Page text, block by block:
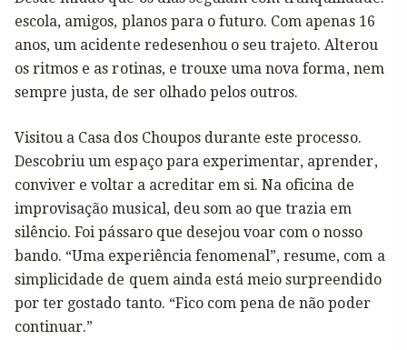
escola, amigos, planos para o futuro. Com apenas 16
anos, um acidente redesenhou o seu trajeto. Alterou
os ritmos e as rotinas, e trouxe uma nova forma, nem
sempre justa, de ser olhado pelos outros.
Visitou a Casa dos Choupos durante este processo.
Descobriu um espaço para experimentar, aprender,
conviver e voltar a acreditar em si. Na oficina de
improvisação musical, deu som ao que trazia em
silêncio. Foi pássaro que desejou voar com o nosso
bando. “Uma experiência fenomenal”, resume, com a
simplicidade de quem ainda está meio surpreendido
por ter gostado tanto. “Fico com pena de não poder
continuar.”